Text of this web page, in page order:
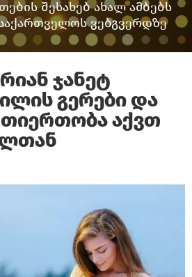
შესახებ ახალ ამბებს
ვებგვერდზე
ჯანეტ
გერები და
აქვთ